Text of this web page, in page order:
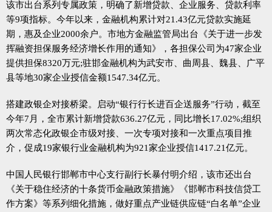
该市出台系列专属政策，明确了新增贷款、企业服务、贷款利率
等9项指标。今年以来，金融机构累计对21.43亿元贷款实施延
期，惠及企业2000余户。市地方金融监管局出台《关于进一步发
挥融资担保服务经济增长作用的通知》，各担保公司为47家企业
提供担保8320万元;驻邯金融机构为武安市、曲周县、魏县、广平
县等地30家企业授信金额1547.34亿元。
搭建政银企对接桥梁。启动“银行行长进百企送服务”行动，截至
今年7月，全市累计新增贷款636.27亿元，同比增长17.02%;组织
两次常态化政银企市级对接、一次专项对接和一次重点项目推
介，促成19家银行业金融机构为921家企业授信1417.21亿元。
中国人民银行邯郸市中心支行副行长暴付明介绍，该市还出台
《关于稳住经济的十条货币金融政策措施》《邯郸市科技信贷工
作方案》等系列细化措施，做好重点产业链供应链“白名单”企业